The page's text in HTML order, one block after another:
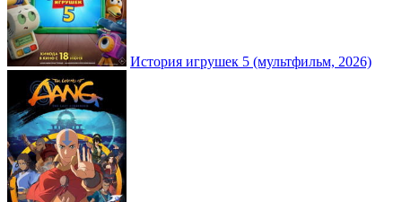
История игрушек 5 (мультфильм, 2026)